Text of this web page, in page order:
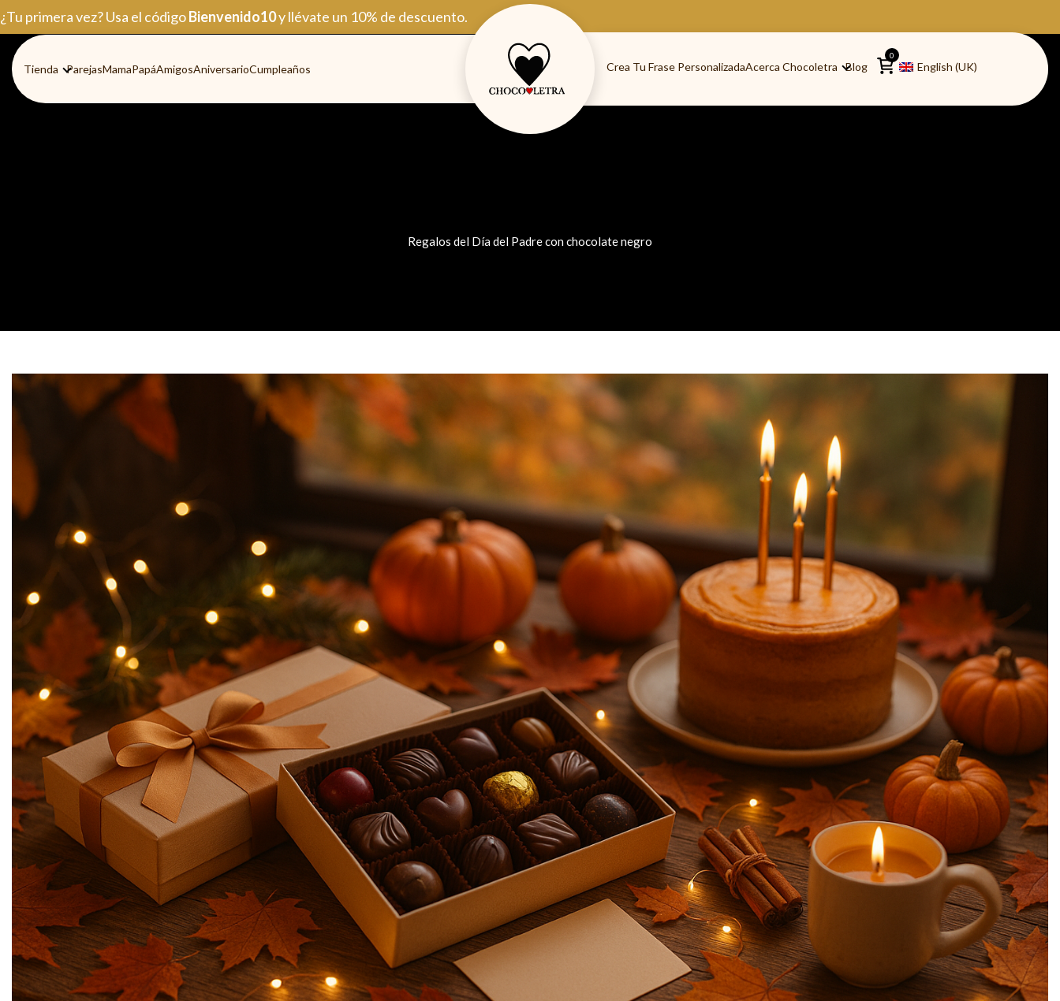
Ir
al
contenido
¿Tu primera vez? Usa el códigoBienvenido10y llévate un 10% de descuento.
Tienda ParejasMamaPapáAmigosAniversarioCumpleaños Crea Tu Frase PersonalizadaAcerca Chocoletra Blog
0
English (UK)
Regalos del Día del Padre con chocolate negro